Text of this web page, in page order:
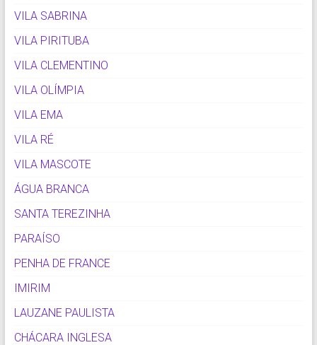
VILA SABRINA
VILA PIRITUBA
VILA CLEMENTINO
VILA OLÍMPIA
VILA EMA
VILA RÉ
VILA MASCOTE
ÁGUA BRANCA
SANTA TEREZINHA
PARAÍSO
PENHA DE FRANCE
IMIRIM
LAUZANE PAULISTA
CHÁCARA INGLESA